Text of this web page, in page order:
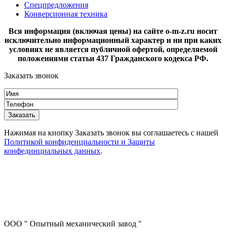
Спецпредложения
Конверсионная техника
Вся информация (включая цены) на сайте o-m-z.ru носит
исключительно информационный характер и ни при каких
условиях не является публичной офертой, определяемой
положениями статьи 437 Гражданского кодекса РФ.
Заказать звонок
Нажимая на кнопку Заказать звонок вы соглашаетесь с нашей
Политикой конфиденциальности и Защиты
конфединциальных данных.
ООО " Опытный механический завод "